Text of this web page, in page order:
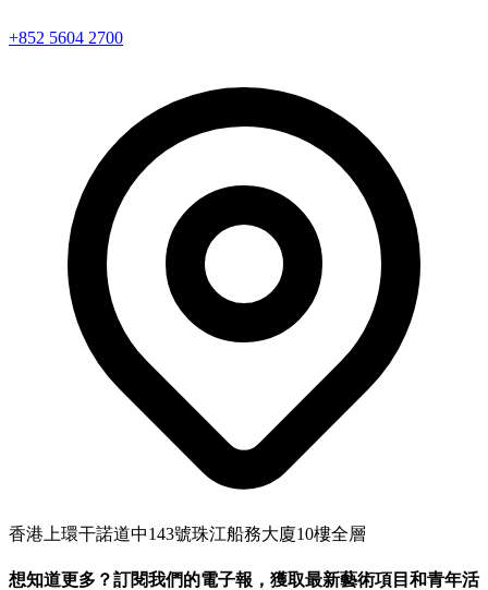
+852 5604 2700
香港上環干諾道中143號珠江船務大廈10樓全層
想知道更多？訂閱我們的電子報，獲取最新藝術項目和青年活